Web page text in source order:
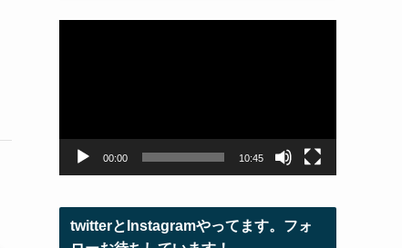
00:00 10:45
twitterとInstagramやってます。フォ